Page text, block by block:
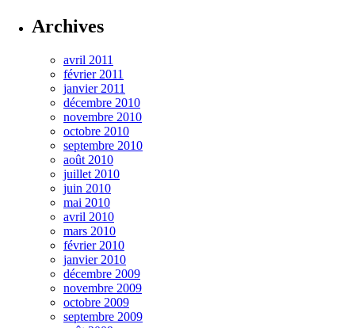
Archives
avril 2011
février 2011
janvier 2011
décembre 2010
novembre 2010
octobre 2010
septembre 2010
août 2010
juillet 2010
juin 2010
mai 2010
avril 2010
mars 2010
février 2010
janvier 2010
décembre 2009
novembre 2009
octobre 2009
septembre 2009